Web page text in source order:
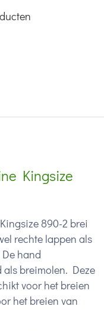
Kingsize
890-2 brei
rechte lappen als
hand
als breimolen. Deze
voor het breien
het breien van